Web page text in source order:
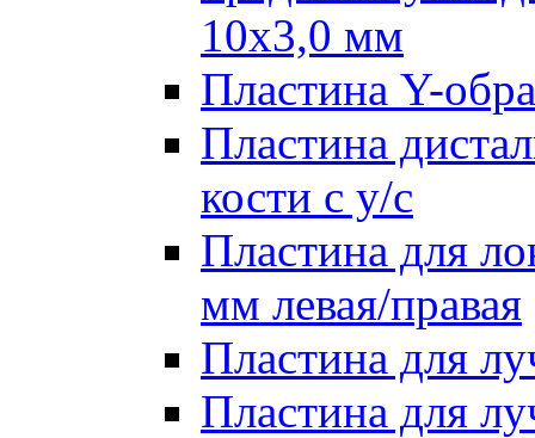
10х3,0 мм
Пластина Y-
Пластина
кости с у/с
Пластина для
мм левая/правая
Пластина для
Пластина для